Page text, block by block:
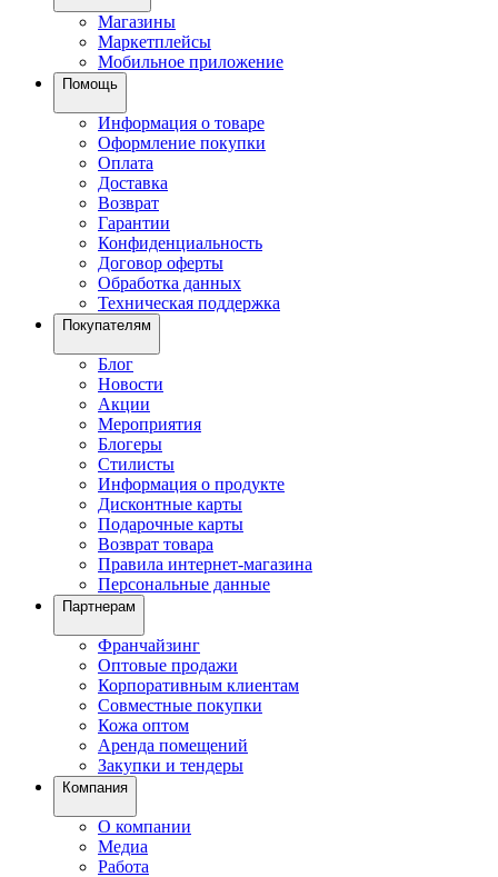
Магазины
Маркетплейсы
Мобильное приложение
Помощь
Информация о товаре
Оформление покупки
Оплата
Доставка
Возврат
Гарантии
Конфиденциальность
Договор оферты
Обработка данных
Техническая поддержка
Покупателям
Блог
Новости
Акции
Мероприятия
Блогеры
Стилисты
Информация о продукте
Дисконтные карты
Подарочные карты
Возврат товара
Правила интернет-магазина
Персональные данные
Партнерам
Франчайзинг
Оптовые продажи
Корпоративным клиентам
Совместные покупки
Кожа оптом
Аренда помещений
Закупки и тендеры
Компания
О компании
Медиа
Работа